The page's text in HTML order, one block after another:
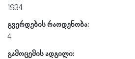
1934
გვერდების რაოდენობა:
4
გამოცემის ადგილი: